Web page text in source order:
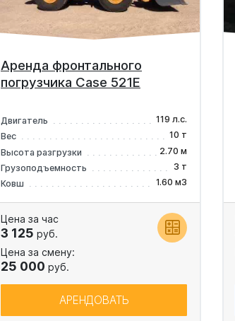
Аренда фронтального
погрузчика Case 521E
Двигатель
119 л.с.
Вес
10 т
Высота разгрузки
2.70 м
Грузоподъемность
3 т
Ковш
1.60 м3
Цена за час
3 125 руб.
Цена за смену:
25 000 руб.
АРЕНДОВАТЬ